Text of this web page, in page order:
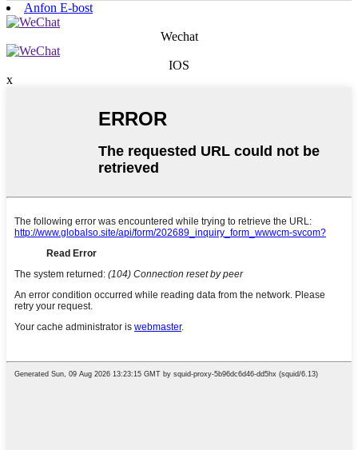
Anfon E-bost
Wechat
IOS
x